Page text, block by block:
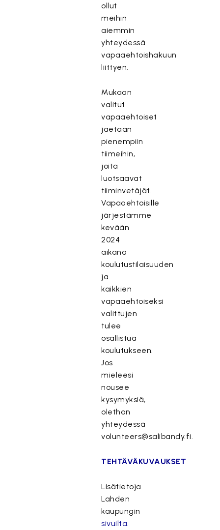
ollut
meihin
aiemmin
yhteydessä
vapaaehtoishakuun
liittyen.
Mukaan
valitut
vapaaehtoiset
jaetaan
pienempiin
tiimeihin,
joita
luotsaavat
tiiminvetäjät.
Vapaaehtoisille
järjestämme
kevään
2024
aikana
koulutustilaisuuden
ja
kaikkien
vapaaehtoiseksi
valittujen
tulee
osallistua
koulutukseen.
Jos
mieleesi
nousee
kysymyksiä,
olethan
yhteydessä
volunteers@salibandy.fi.
TEHTÄVÄKUVAUKSET
Lisätietoja
Lahden
kaupungin
sivuilta.